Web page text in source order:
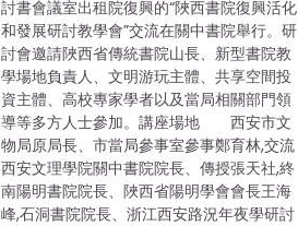
討書會議室出租院復興的“陜西書院復興活化
和發展研討教學會”交流在關中書院舉行。研
討會邀請陜西省傳統書院山長、新型書院教
學場地負責人、文明游玩主體、共享空間投
資主體、高校專家學者以及當局相關部門領
導等多方人士參加。講座場地 西安市文
物局原局長、市當局參事室參事鄭育林,交流
西安文理學院關中書院院長、傳授張天社,終
南陽明書院院長、陜西省陽明學會會長王海
峰,石洞書院院長、浙江西安路況年夜學研討